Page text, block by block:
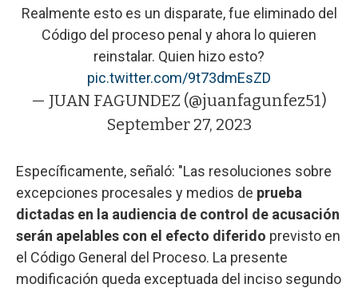
Realmente esto es un disparate, fue eliminado del
Código del proceso penal y ahora lo quieren
reinstalar. Quien hizo esto?
pic.twitter.com/9t73dmEsZD
— JUAN FAGUNDEZ (@juanfagunfez51)
September 27, 2023
Específicamente, señaló: "Las resoluciones sobre
excepciones procesales y medios de prueba
dictadas en la audiencia de control de acusación
serán apelables con el efecto diferido previsto en
el Código General del Proceso. La presente
modificación queda exceptuada del inciso segundo